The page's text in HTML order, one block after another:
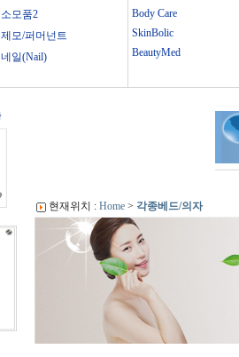
소모품2
제모/퍼머넌트
네일(Nail)
Body Care
SkinBolic
BeautyMed
현재위치 : Home > 각종베드/의자